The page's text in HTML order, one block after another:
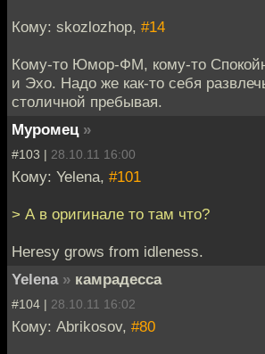
Кому: skozlozhop, #14
Кому-то Юмор-ФМ, кому-то
и Эхо. Надо же как-то себя
столичной пребывая.
Муромец »
#103 | 28.10.11 16:00
Кому: Yelena, #101
> А в оригинале то там что?
Heresy grows from idleness.
Yelena » камрадесса
#104 | 28.10.11 16:02
Кому: Abrikosov, #80